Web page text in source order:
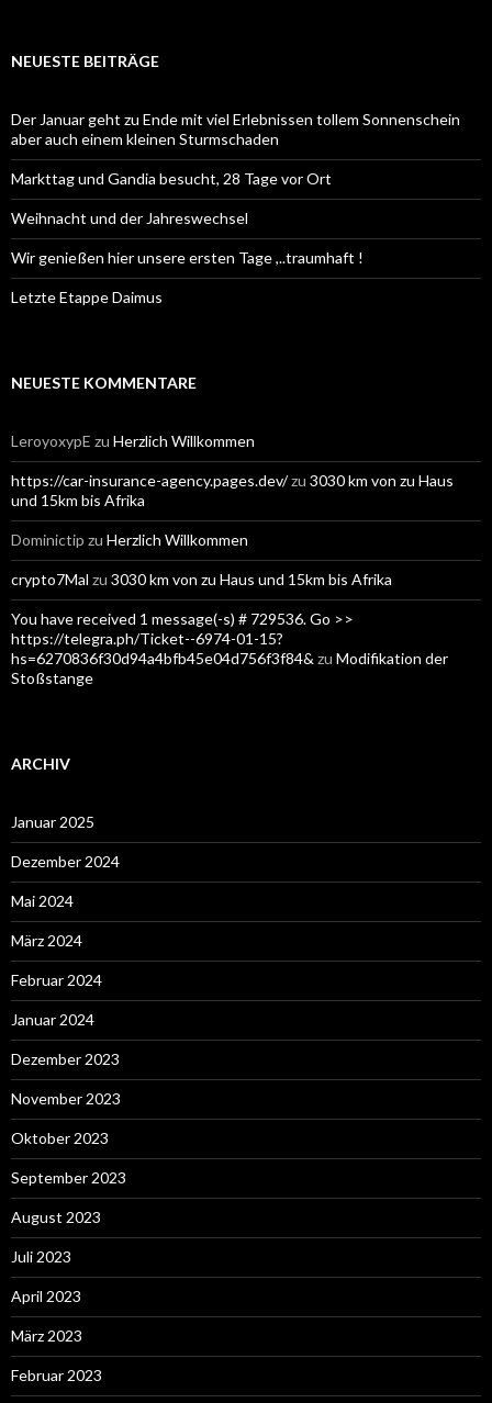
NEUESTE BEITRÄGE
Der Januar geht zu Ende mit viel Erlebnissen tollem Sonnenschein
aber auch einem kleinen Sturmschaden
Markttag und Gandia besucht, 28 Tage vor Ort
Weihnacht und der Jahreswechsel
Wir genießen hier unsere ersten Tage ,..traumhaft !
Letzte Etappe Daimus
NEUESTE KOMMENTARE
LeroyoxypE zu Herzlich Willkommen
https://car-insurance-agency.pages.dev/zu 3030 km von zu Haus
und 15km bis Afrika
Dominictip zu Herzlich Willkommen
crypto7Mal zu 3030 km von zu Haus und 15km bis Afrika
You have received 1 message(-s) # 729536. Go >>
https://telegra.ph/Ticket--6974-01-15?
hs=6270836f30d94a4bfb45e04d756f3f84& zu Modifikation der
Stoßstange
ARCHIV
Januar 2025
Dezember 2024
Mai 2024
März 2024
Februar 2024
Januar 2024
Dezember 2023
November 2023
Oktober 2023
September 2023
August 2023
Juli 2023
April 2023
März 2023
Februar 2023